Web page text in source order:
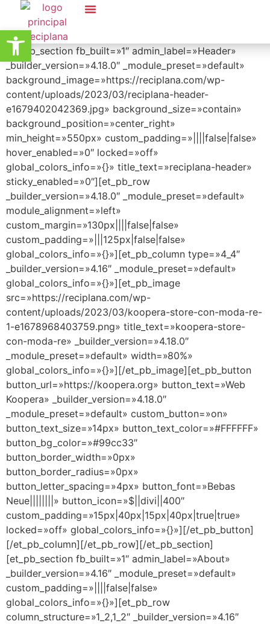
Abrir barra de herramientas
Koopera Store
[et_pb_section fb_built=»1″ admin_label=»Header»
_builder_version=»4.18.0″ _module_preset=»default»
background_image=»https://reciplana.com/wp-
content/uploads/2023/03/reciplana-header-
e1679402042369.jpg» background_size=»contain»
background_position=»center_right»
min_height=»550px» custom_padding=»||||false|false»
hover_enabled=»0″ locked=»off»
global_colors_info=»{}» title_text=»reciplana-header»
sticky_enabled=»0″][et_pb_row
_builder_version=»4.18.0″ _module_preset=»default»
module_alignment=»left»
custom_margin=»130px||||false|false»
custom_padding=»|||125px|false|false»
global_colors_info=»{}»][et_pb_column type=»4_4″
_builder_version=»4.16″ _module_preset=»default»
global_colors_info=»{}»][et_pb_image
src=»https://reciplana.com/wp-
content/uploads/2023/03/koopera-store-con-moda-re-
1-e1678968403759.png» title_text=»koopera-store-
con-moda-re» _builder_version=»4.18.0″
_module_preset=»default» width=»80%»
global_colors_info=»{}»][/et_pb_image][et_pb_button
button_url=»https://koopera.org» button_text=»Web
Koopera» _builder_version=»4.18.0″
_module_preset=»default» custom_button=»on»
button_text_size=»14px» button_text_color=»#FFFFFF»
button_bg_color=»#99cc33″
button_border_width=»0px»
button_border_radius=»0px»
button_letter_spacing=»4px» button_font=»Bebas
Neue||||||||» button_icon=»$||divi||400″
custom_padding=»15px|40px|15px|40px|true|true»
locked=»off» global_colors_info=»{}»][/et_pb_button]
[/et_pb_column][/et_pb_row][/et_pb_section]
[et_pb_section fb_built=»1″ admin_label=»About»
_builder_version=»4.16″ _module_preset=»default»
custom_padding=»||||false|false»
global_colors_info=»{}»][et_pb_row
column_structure=»1_2,1_2″ _builder_version=»4.16″